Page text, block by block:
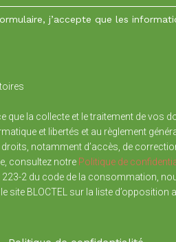
j’accepte que les
que la collecte et le traitement de vos
et libertés et au règlement
droits, notamment d’accès, de
consultez notre Politique de
223-2 du code de la consommation,
site BLOCTEL sur la liste d’opposition